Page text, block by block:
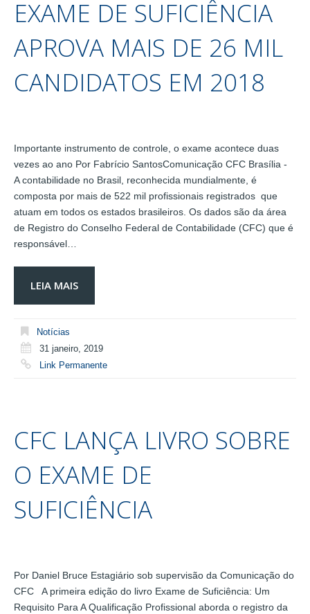
EXAME DE SUFICIÊNCIA
APROVA MAIS DE 26 MIL
CANDIDATOS EM 2018
Importante instrumento de controle, o exame acontece duas
vezes ao ano Por Fabrício SantosComunicação CFC Brasília -
A contabilidade no Brasil, reconhecida mundialmente, é
composta por mais de 522 mil profissionais registrados que
atuam em todos os estados brasileiros. Os dados são da área
de Registro do Conselho Federal de Contabilidade (CFC) que é
responsável…
LEIA MAIS
Notícias
31 janeiro, 2019
Link Permanente
CFC LANÇA LIVRO SOBRE
O EXAME DE
SUFICIÊNCIA
Por Daniel Bruce Estagiário sob supervisão da Comunicação do
CFC A primeira edição do livro Exame de Suficiência: Um
Requisito Para A Qualificação Profissional aborda o registro da